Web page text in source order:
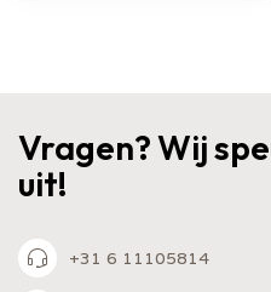
Vragen? Wij
uit!
+31 6 11105814